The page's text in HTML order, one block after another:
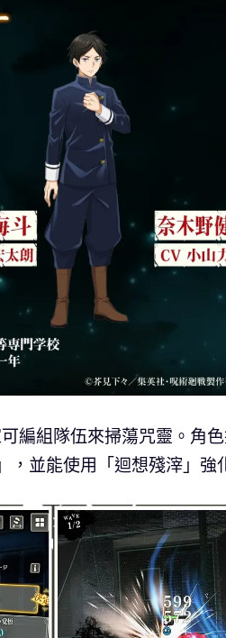
編組隊伍來掃蕩咒靈。角
並能使用「迴想殘滓」強